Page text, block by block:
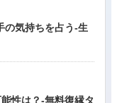
の気持ちを占う-生
性は？-無料復縁タ